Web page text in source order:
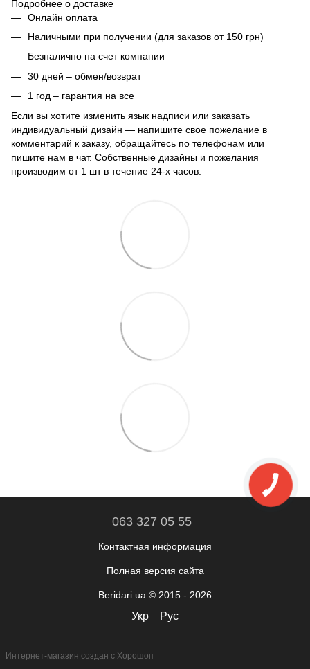
Подробнее о доставке
Онлайн оплата
Наличными при получении (для заказов от 150 грн)
Безналично на счет компании
30 дней – обмен/возврат
1 год – гарантия на все
Если вы хотите изменить язык надписи или заказать
индивидуальный дизайн — напишите свое пожелание в
комментарий к заказу, обращайтесь по телефонам или
пишите нам в чат. Собственные дизайны и пожелания
производим от 1 шт в течение 24-х часов.
063 327 05 55
Контактная информация
Полная версия сайта
Beridari.ua © 2015 - 2026
Укр Рус
Интернет-магазин создан с Хорошоп